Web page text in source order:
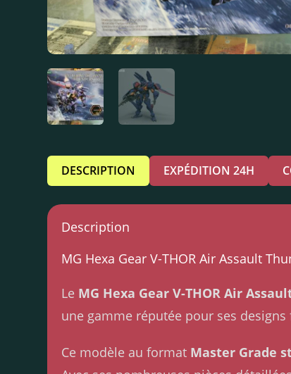
DESCRIPTION EXPÉDITION 24H
Description
MG Hexa Gear V-THOR Air Assault
Le MG Hexa Gear V-THOR Air
une gamme réputée pour ses
Ce modèle au format Master Grade